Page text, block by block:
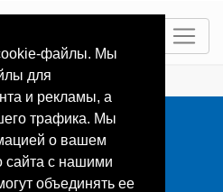
cookie-файлы. Мы
для
и рекламы, а
трафика. Мы
о вашем
сайта с нашими
объединять ее
Frankreich